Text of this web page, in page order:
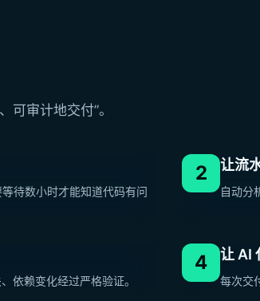
可审计地交付”。
待数小时才能知道代码有问
2 让流
自动分
依赖变化经过严格验证。
4 让 AI
每次交